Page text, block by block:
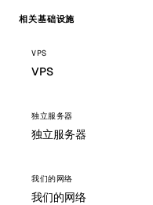
相关基础设施
VPS
VPS
独立服务器
独立服务器
我们的网络
我们的网络